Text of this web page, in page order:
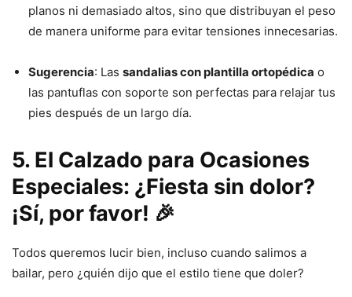
planos ni demasiado altos, sino que distribuyan el peso
de manera uniforme para evitar tensiones innecesarias.
Sugerencia: Las sandalias con plantilla ortopédica o
las pantuflas con soporte son perfectas para relajar tus
pies después de un largo día.
5. El Calzado para Ocasiones
Especiales: ¿Fiesta sin dolor?
¡Sí, por favor! 🎉
Todos queremos lucir bien, incluso cuando salimos a
bailar, pero ¿quién dijo que el estilo tiene que doler?